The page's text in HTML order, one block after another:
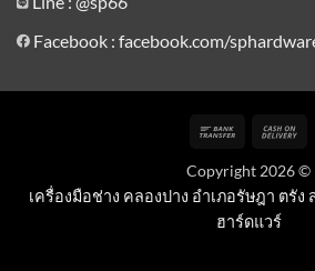
Facebook : facebook.com/
Bank
Copyright 2026 ©
เครื่องมือช่าง คลองปาง อำเภอรัษฎา ตรัง
ฮาร์ดแวร์